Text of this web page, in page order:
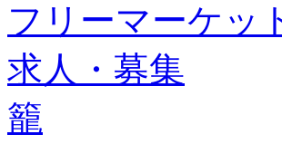
フリーマーケッ
求人・募集
籠